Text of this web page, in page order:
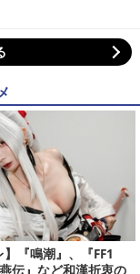
】『鳴潮』、『FF1
伝』など和漢折衷の